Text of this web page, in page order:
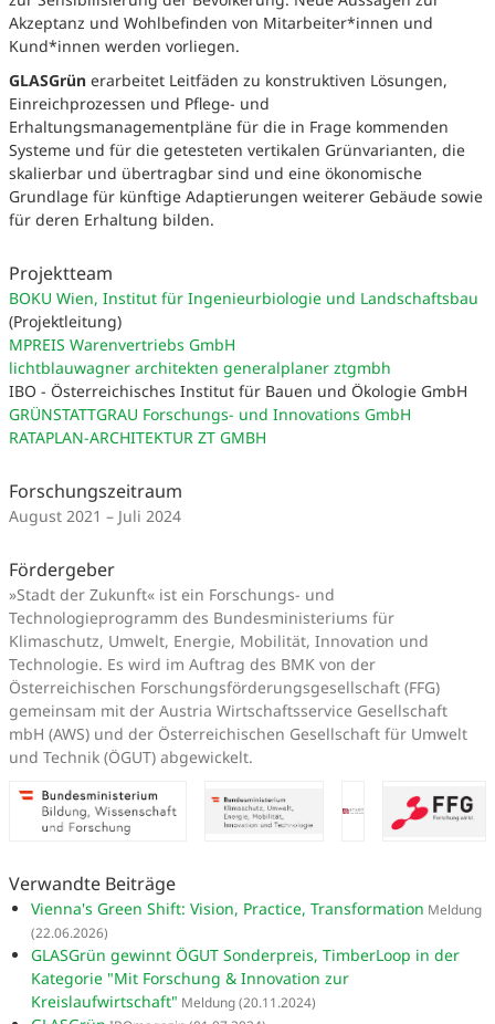
Akzeptanz und Wohlbefinden von Mitarbeiter*innen und
Kund*innen werden vorliegen.
GLASGrün erarbeitet Leitfäden zu konstruktiven Lösungen,
Einreichprozessen und Pflege- und
Erhaltungsmanagementpläne für die in Frage kommenden
Systeme und für die getesteten vertikalen Grünvarianten, die
skalierbar und übertragbar sind und eine ökonomische
Grundlage für künftige Adaptierungen weiterer Gebäude sowie
für deren Erhaltung bilden.
Projektteam
BOKU Wien, Institut für Ingenieurbiologie und Landschaftsbau
(Projektleitung)
MPREIS Warenvertriebs GmbH
lichtblauwagner architekten generalplaner ztgmbh
IBO - Österreichisches Institut für Bauen und Ökologie GmbH
GRÜNSTATTGRAU Forschungs- und Innovations GmbH
RATAPLAN-ARCHITEKTUR ZT GMBH
Forschungszeitraum
August 2021 – Juli 2024
Fördergeber
»Stadt der Zukunft« ist ein Forschungs- und
Technologieprogramm des Bundesministeriums für
Klimaschutz, Umwelt, Energie, Mobilität, Innovation und
Technologie. Es wird im Auftrag des BMK von der
Österreichischen Forschungsförderungsgesellschaft (FFG)
gemeinsam mit der Austria Wirtschaftsservice Gesellschaft
mbH (AWS) und der Österreichischen Gesellschaft für Umwelt
und Technik (ÖGUT) abgewickelt.
Verwandte Beiträge
Vienna's Green Shift: Vision, Practice, Transformation Meldung
(22.06.2026)
GLASGrün gewinnt ÖGUT Sonderpreis, TimberLoop in der
Kategorie "Mit Forschung & Innovation zur
Kreislaufwirtschaft" Meldung(20.11.2024)